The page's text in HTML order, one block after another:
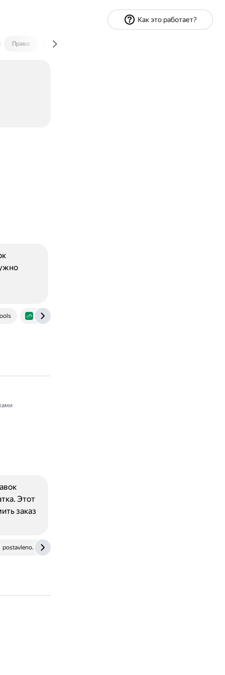
Право Экономика и финансы
www.finkont.ru
postavleno.ru
Этот
заказ
Как это работает?